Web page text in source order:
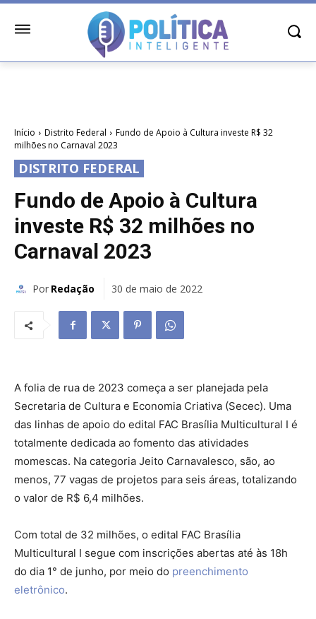
Início Distrito Federal
Fundo de Apoio à Cultura investe R$ 32
milhões no Carnaval 2023
DISTRITO FEDERAL
Fundo de Apoio à Cultura
investe R$ 32 milhões no
Carnaval 2023
Por Redação 30 de maio de 2022
A folia de rua de 2023 começa a ser planejada pela
Secretaria de Cultura e Economia Criativa (Secec). Uma
das linhas de apoio do edital FAC Brasília Multicultural I é
totalmente dedicada ao fomento das atividades
momescas. Na categoria Jeito Carnavalesco, são, ao
menos, 77 vagas de projetos para seis áreas, totalizando
o valor de R$ 6,4 milhões.
Com total de 32 milhões, o edital FAC Brasília
Multicultural I segue com inscrições abertas até às 18h
do dia 1° de junho, por meio do preenchimento
eletrônico.